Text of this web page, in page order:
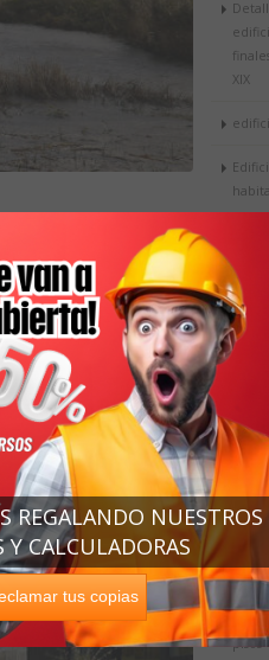
además hay un
para el complejo de
transversal
XIX
Lo
gas
pisos
tus copias
REGALANDO NUESTROS
Y CALCULADORAS